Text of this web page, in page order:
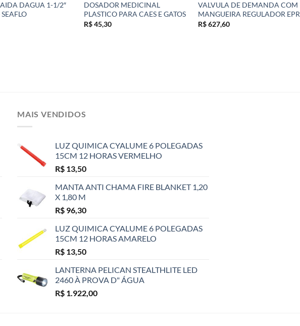
DAGUA 1-1/2″
DOSADOR MEDICINAL
PLASTICO PARA CAES E GATOS
R$45,30
VALVULA DE DEMANDA COM
MANGUEIRA REGULADOR EPR
R$627,60
MAIS VENDIDOS
LUZ QUIMICA CYALUME 6 POLEGADAS
15CM 12 HORAS VERMELHO
R$ 13,50
MANTA ANTI CHAMA FIRE BLANKET 1,20
X 1,80 M
R$ 96,30
LUZ QUIMICA CYALUME 6 POLEGADAS
15CM 12 HORAS AMARELO
R$ 13,50
LANTERNA PELICAN STEALTHLITE LED
2460 À PROVA D" ÁGUA
R$ 1.922,00